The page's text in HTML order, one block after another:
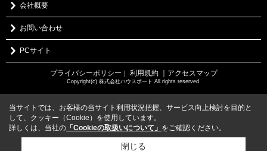
会社概要
お問い合わせ
PCサイト
プライバシーポリシー ｜ 利用規約 ｜アクセスマップ
Copyright(c) 株式会社ハウスポート All rights reserved.
当サイトでは、お客様の当サイト利用状況把握、サービス向上検討を目的と
して、クッキー（Cookie）を使用しています。
詳しくは、当社の 「Cookieの取扱いについて」 をご確認ください。
閉じる